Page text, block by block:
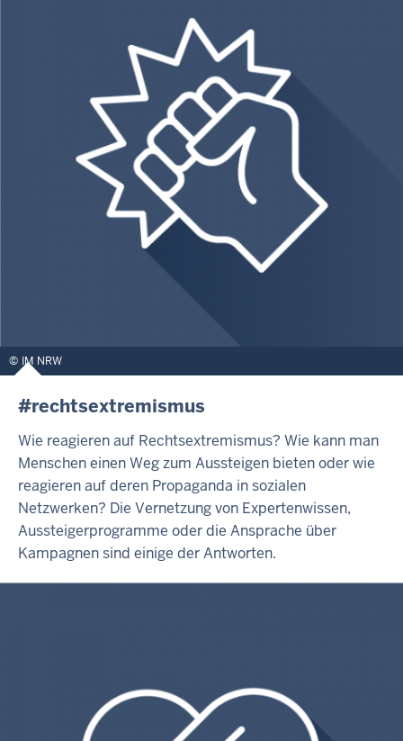
IM NRW
#rechtsextremismus
Wie reagieren auf Rechtsextremismus? Wie kann man
Menschen einen Weg zum Aussteigen bieten oder wie
reagieren auf deren Propaganda in sozialen
Netzwerken? Die Vernetzung von Expertenwissen,
Aussteigerprogramme oder die Ansprache über
Kampagnen sind einige der Antworten.